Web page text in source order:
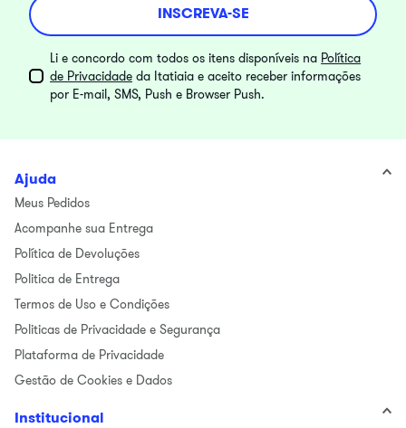
INSCREVA-SE
Li e concordo com todos os itens disponíveis na Política
de Privacidade da Itatiaia e aceito receber informações
por E-mail, SMS, Push e Browser Push.
Ajuda
Meus Pedidos
Acompanhe sua Entrega
Política de Devoluções
Politica de Entrega
Termos de Uso e Condições
Politicas de Privacidade e Segurança
Plataforma de Privacidade
Gestão de Cookies e Dados
Institucional